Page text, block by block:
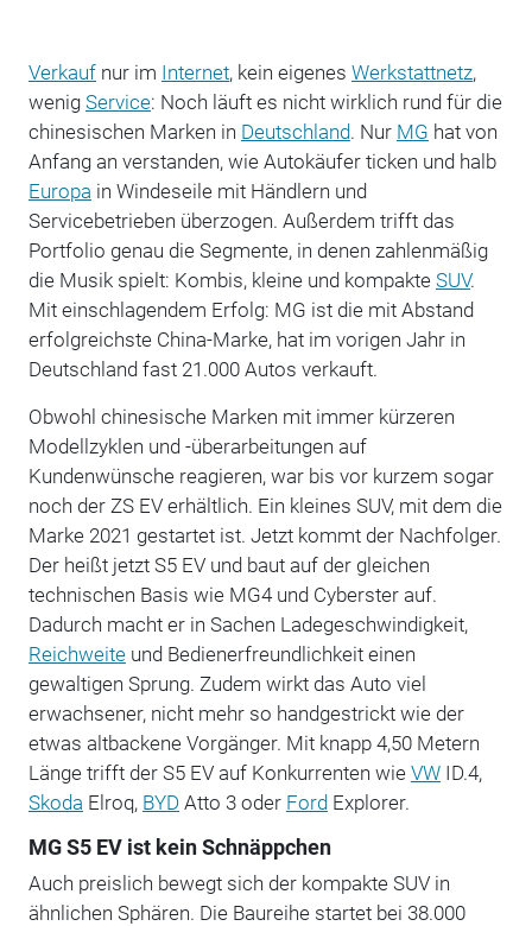
Verkaufnur im Internet, kein eigenes Werkstattnetz,
wenig Service: Noch läuft es nicht wirklich rund für die
chinesischen Marken in Deutschland. Nur MG hat von
Anfang an verstanden, wie Autokäufer ticken und halb
Europa in Windeseile mit Händlern und
Servicebetrieben überzogen. Außerdem trifft das
Portfolio genau die Segmente, in denen zahlenmäßig
die Musik spielt: Kombis, kleine und kompakte SUV.
Mit einschlagendem Erfolg: MG ist die mit Abstand
erfolgreichste China-Marke, hat im vorigen Jahr in
Deutschland fast 21.000 Autos verkauft.
Obwohl chinesische Marken mit immer kürzeren
Modellzyklen und -überarbeitungen auf
Kundenwünsche reagieren, war bis vor kurzem sogar
noch der ZS EV erhältlich. Ein kleines SUV, mit dem die
Marke 2021 gestartet ist. Jetzt kommt der Nachfolger.
Der heißt jetzt S5 EV und baut auf der gleichen
technischen Basis wie MG4 und Cyberster auf.
Dadurch macht er in Sachen Ladegeschwindigkeit,
Reichweiteund Bedienerfreundlichkeit einen
gewaltigen Sprung. Zudem wirkt das Auto viel
erwachsener, nicht mehr so handgestrickt wie der
etwas altbackene Vorgänger. Mit knapp 4,50 Metern
Länge trifft der S5 EV auf Konkurrenten wie VWID.4,
Skoda Elroq, BYD Atto 3 oder FordExplorer.
MG S5 EV ist kein Schnäppchen
Auch preislich bewegt sich der kompakte SUV in
ähnlichen Sphären. Die Baureihe startet bei 38.000